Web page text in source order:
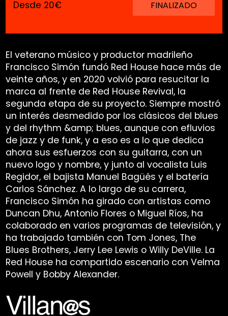
Desde 20€ FINALIZADO
El veterano músico y productor madrileño
Francisco Simón fundó Red House hace más de
veinte años, y en 2020 volvió para resucitar la
marca al frente de Red House Revival, la
segunda etapa de su proyecto. Siempre mostró
un interés desmedido por los clásicos del blues
y del rhythm &amp; blues, aunque con efluvios
de jazz y de funk, y a eso es a lo que dedica
ahora sus esfuerzos con su guitarra, con un
nuevo logo y nombre, y junto al vocalista Luis
Regidor, el bajista Manuel Bagüés y el batería
Carlos Sánchez. A lo largo de su carrera,
Francisco Simón ha girado con artistas como
Duncan Dhu, Antonio Flores o Miguel Ríos, ha
colaborado en varios programas de televisión, y
ha trabajado también con Tom Jones, The
Blues Brothers, Jerry Lee Lewis o Willy DeVille. La
Red House ha compartido escenario con Velma
Powell y Bobby Alexander.